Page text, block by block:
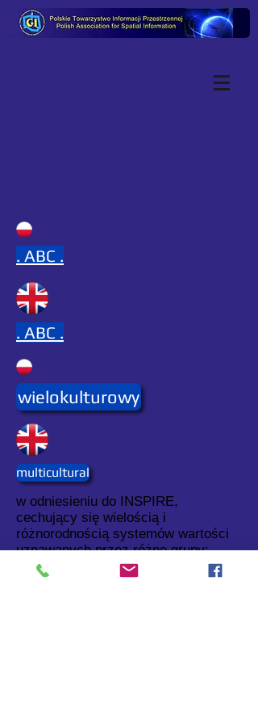
. ABC .
. ABC .
wielokulturowy
multicultural
w odniesieniu do INSPIRE,
cechujący się wielością i
różnorodnością systemów wartości
uznawanych przez różne grupy:
etniczne, regionalne i zawodowe.